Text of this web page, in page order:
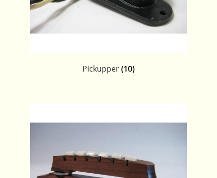
Pickupper(10)